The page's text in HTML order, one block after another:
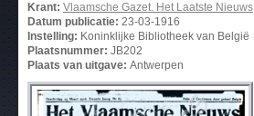
Krant: Vlaamsche Gazet. Het Laatste Nieuws
Datum publicatie: 23-03-1916
Instelling: Koninklijke Bibliotheek van België
Plaatsnummer: JB202
Plaats van uitgave: Antwerpen